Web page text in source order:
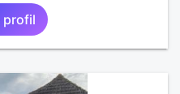
profil